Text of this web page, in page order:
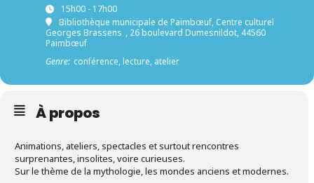
15h00 - 17h00
Bibliothèque municipale de Paimbœuf, Centre culturel
Georges Brassens , 26 boulevard Dumesnildot, 44560
Paimbœuf
Genre: conférence, lecture, atelier
À propos
Animations, ateliers, spectacles et surtout rencontres
surprenantes, insolites, voire curieuses.
Sur le thème de la mythologie, les mondes anciens et modernes.